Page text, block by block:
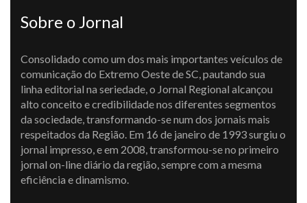
Sobre o Jornal
Consolidado como um dos mais importantes veículos de
comunicação do Extremo Oeste de SC, pautando sua
linha editorial na seriedade, o Jornal Regional alcançou
alto conceito e credibilidade nos diferentes segmentos
da sociedade, transformando-se num dos jornais mais
respeitados da Região. Em 16 de janeiro de 1993 surgiu o
jornal impresso, e em 2008, transformou-se no primeiro
jornal on-line diário da região, sempre com a mesma
eficiência e dinamismo.